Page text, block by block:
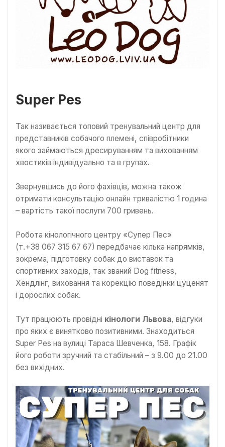
Super Pes
Так називається топовий тренувальний центр для
представників собачого племені, співробітники
якого займаються дресируванням та вихованням
хвостиків індивідуально та в групах.
Звернувшись до його фахівців, можна також
отримати консультацію онлайн тривалістю 1 година
– вартість такої послуги 700 гривень.
Робота кінологічного центру «Супер Пес»
(т.+38 067 315 67 67) передбачає кілька напрямків,
зокрема, підготовку собак до виставок та
спортивних заходів, так званий Dog fitness,
Хендлінг, виховання та корекцію поведінки цуценят
і дорослих собак.
Тут працюють провідні кінологи Львова, відгуки
про яких є винятково позитивними. Знаходиться
Super Pes на вулиці Тараса Шевченка, 158. Графік
його роботи зручний та стабільний – з 9.00 до 21.00
без вихідних.